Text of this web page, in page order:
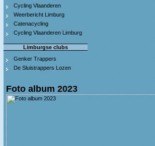
Cycling Vlaanderen
Weerbericht Limburg
Catenacycling
Cycling Vlaanderen Limburg
Limburgse clubs
Genker Trappers
De Sluistrappers Lozen
Foto album 2023